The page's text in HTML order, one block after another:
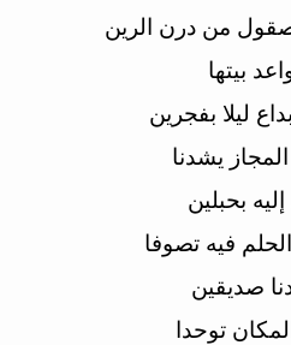
من درن الرين
بيتها
ليلا بفجرين
يشدنا
بحبلين
فيه تصوفا
صديقين
توحدا